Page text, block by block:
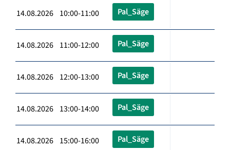
14.08.2026 10:00-11:00 Pal_Säge
14.08.2026 11:00-12:00 Pal_Säge
14.08.2026 12:00-13:00 Pal_Säge
14.08.2026 13:00-14:00 Pal_Säge
14.08.2026 15:00-16:00 Pal_Säge